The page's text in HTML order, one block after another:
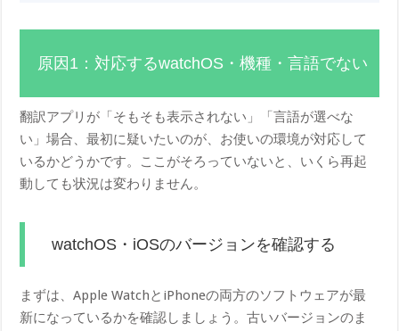
原因1：対応するwatchOS・機種・言語でない
翻訳アプリが「そもそも表示されない」「言語が選べな
い」場合、最初に疑いたいのが、お使いの環境が対応して
いるかどうかです。ここがそろっていないと、いくら再起
動しても状況は変わりません。
watchOS・iOSのバージョンを確認する
まずは、Apple WatchとiPhoneの両方のソフトウェアが最
新になっているかを確認しましょう。古いバージョンのま